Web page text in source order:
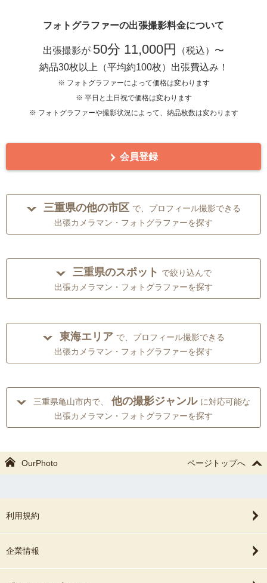
フォトグラファーの出張撮影料金について
出張撮影が 50分 11,000円
（税込）〜
納品30枚以上（平均約100枚）出張費込み！
※ フォトグラファーによって価格は変わります
※ 平日と土日祝で価格は変わります
※ フォトグラファーや撮影状況によって、納品枚数は変わります
会員登録
三重県の他の市区 で、プロフィール撮影できる
出張カメラマン・フォトグラファーを探す
三重県のスポット で絞り込んで
出張カメラマン・フォトグラファーを探す
東海エリア で、プロフィール撮影できる
出張カメラマン・フォトグラファーを探す
三重県亀山市内で、 他の撮影ジャンル に対応可能な
出張カメラマン・フォトグラファーを探す
OurPhoto ページトップへ
利用規約
企業情報